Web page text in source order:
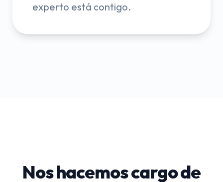
experto está contigo.
Nos hacemos cargo de